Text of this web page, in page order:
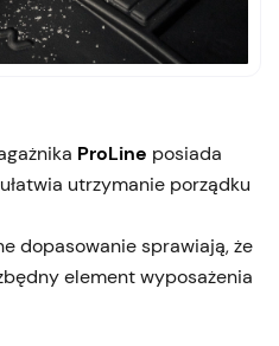
ProLine posiada
utrzymanie porządku
dopasowanie sprawiają, że
element wyposażenia